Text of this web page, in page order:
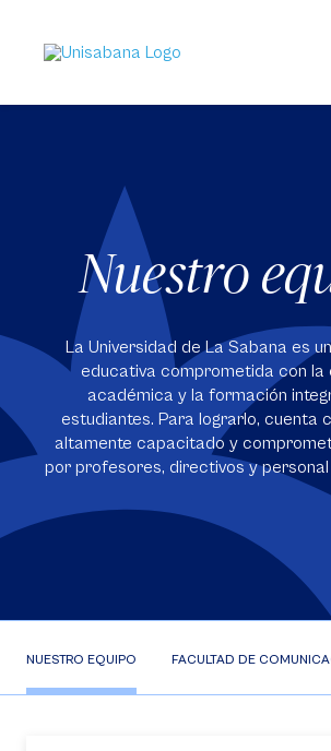
contenido
principal
Nuestro
La Universidad de La Sabana es
educativa comprometida con la
académica y la formación
estudiantes. Para lograrlo, cuenta
altamente capacitado y
por profesores, directivos y
NUESTRO EQUIPO FACULTAD DE